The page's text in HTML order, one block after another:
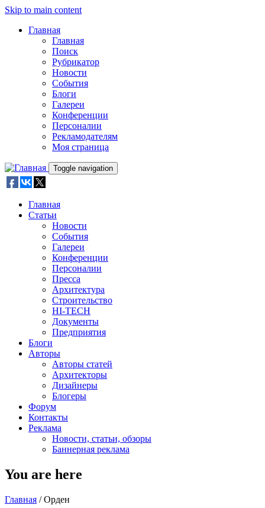
Skip to main content
Главная
Главная
Поиск
Рубрикатор
Новости
События
Блоги
Галереи
Конференции
Персоналии
Рекламодателям
Моя страница
Toggle navigation
Главная
Статьи
Новости
События
Галереи
Конференции
Персоналии
Пресса
Архитектура
Строительство
HI-TECH
Документы
Предприятия
Блоги
Авторы
Авторы статей
Архитекторы
Дизайнеры
Блогеры
Форум
Контакты
Реклама
Новости, статьи, обзоры
Баннерная реклама
You are here
Главная / Орден